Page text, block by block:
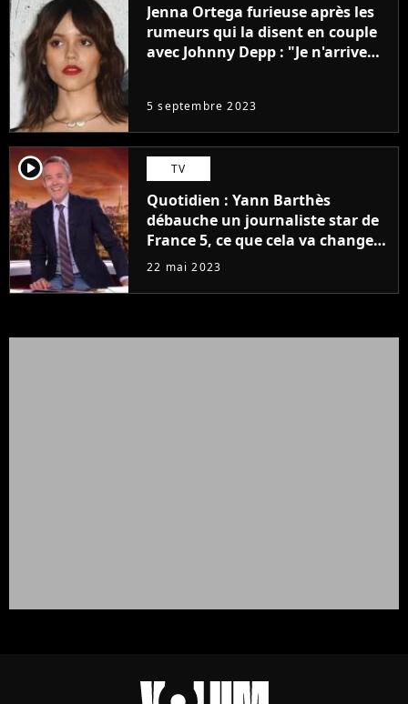
Jenna Ortega furieuse après les
rumeurs qui la disent en couple
avec Johnny Depp : "Je n'arrive
5 septembre 2023
player2 TV
Quotidien : Yann Barthès
débauche un journaliste star de
France 5, ce que cela va changer
à la rentrée
22 mai 2023